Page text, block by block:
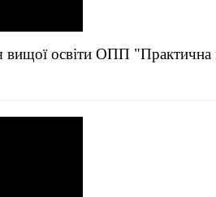
вищої освіти ОПП "Практична